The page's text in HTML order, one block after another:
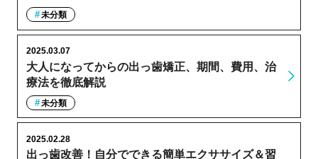
未分類
大人になってからの出っ歯矯正、期間、費用、治
療法を徹底解説
2025.03.07
未分類
出っ歯改善！自分でできる簡単エクササイズ＆習
2025.02.28